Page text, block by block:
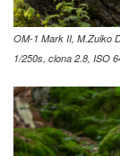
OM-1 Mark II, M.Zuiko
1/250s, clona 2.8, ISO